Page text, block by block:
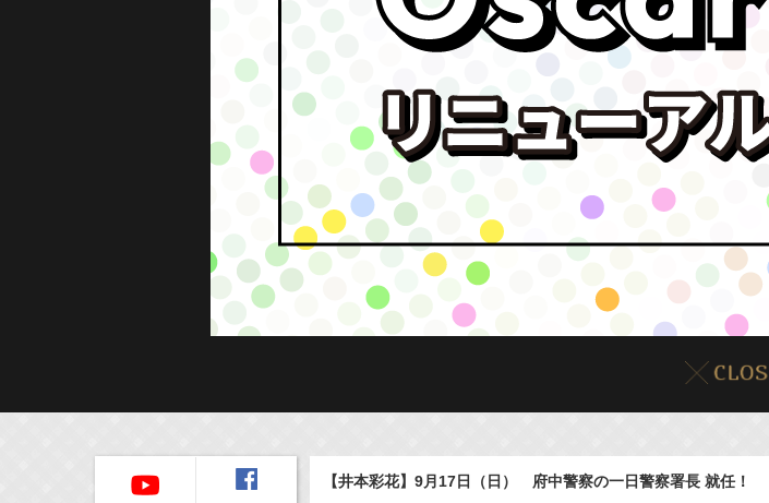
8/7(Fri)
イベント
販売情報
【井本彩花】9月17日（日） 府中警察の一日警察署長 就任！
Regular
CLIP